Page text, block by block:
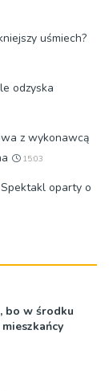
uśmiech?
odzyska
z wykonawcą
15:03
oparty o
bo w środku